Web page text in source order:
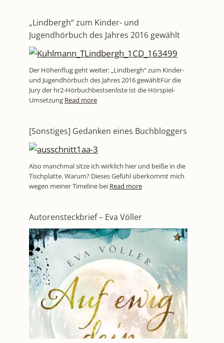
„Lindbergh“ zum Kinder- und
Jugendhörbuch des Jahres 2016 gewählt
Der Höhenflug geht weiter: „Lindbergh“ zum Kinder-
und Jugendhörbuch des Jahres 2016 gewähltFür die
Jury der hr2-Hörbuchbestsenliste ist die Hörspiel-
Umsetzung Read more
[Sonstiges] Gedanken eines Buchbloggers
Also manchmal sitze ich wirklich hier und beiße in die
Tischplatte. Warum? Dieses Gefühl überkommt mich
wegen meiner Timeline bei Read more
Autorensteckbrief – Eva Völler